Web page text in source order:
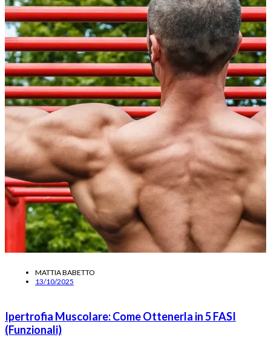
MATTIA BABETTO
13/10/2025
Ipertrofia Muscolare: Come Ottenerla in 5 FASI
(Funzionali)